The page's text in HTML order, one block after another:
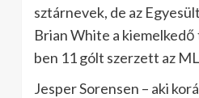
sztárnevek, de az
Brian White a kiemelkedő
ben 11 gólt szerzett az
Jesper Sorensen – aki